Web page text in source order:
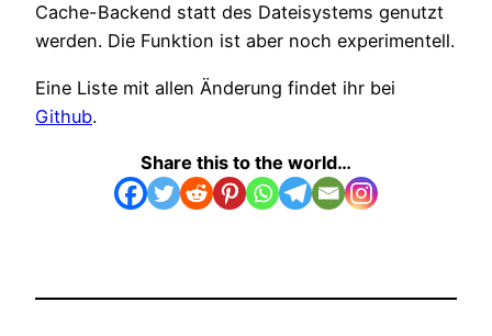
Cache-Backend statt des Dateisystems genutzt
werden. Die Funktion ist aber noch experimentell.
Eine Liste mit allen Änderung findet ihr bei
Github.
Share this to the world…